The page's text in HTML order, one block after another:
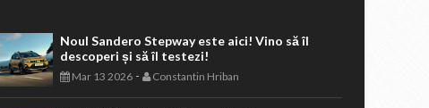
Noul Sandero Stepway este aici! Vino să îl
descoperi și să îl testezi!
Mar 13 2026- Constantin Hriban